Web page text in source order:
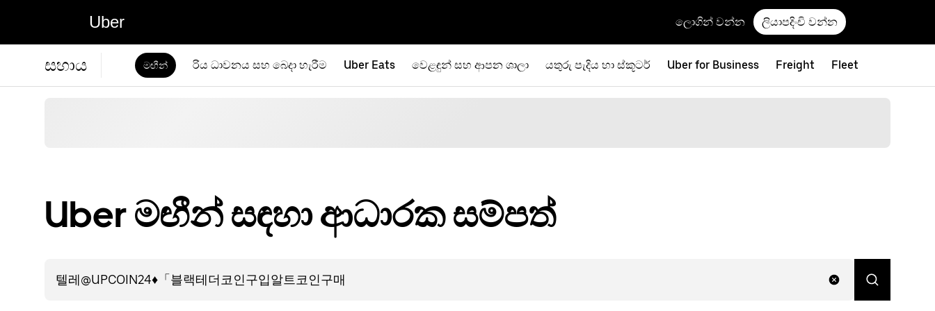
Uber ලොගින් වන්න ලියාපදිංචි වන්න
සහාය මඟීන් රිය ධාවනය සහ බෙදා හැරීම Uber Eats වෙළඳුන් සහ ආපන ශාලා යතුරු පැදිය හා ස්කූටර් Uber for Business Freight Fleet
Uber මඟීන් සඳහා ආධාරක සම්පත්